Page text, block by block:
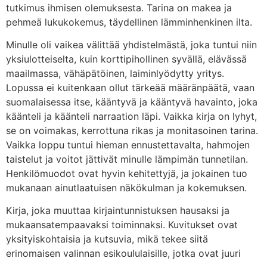
tutkimus ihmisen olemuksesta. Tarina on makea ja
pehmeä lukukokemus, täydellinen lämminhenkinen ilta.
Minulle oli vaikea välittää yhdistelmästä, joka tuntui niin
yksiulotteiselta, kuin korttipihollinen syvällä, elävässä
maailmassa, vähäpätöinen, laiminlyödytty yritys.
Lopussa ei kuitenkaan ollut tärkeää määränpäätä, vaan
suomalaisessa itse, kääntyvä ja kääntyvä havainto, joka
käänteli ja käänteli narraation läpi. Vaikka kirja on lyhyt,
se on voimakas, kerrottuna rikas ja monitasoinen tarina.
Vaikka loppu tuntui hieman ennustettavalta, hahmojen
taistelut ja voitot jättivät minulle lämpimän tunnetilan.
Henkilömuodot ovat hyvin kehitettyjä, ja jokainen tuo
mukanaan ainutlaatuisen näkökulman ja kokemuksen.
Kirja, joka muuttaa kirjaintunnistuksen hausaksi ja
mukaansatempaavaksi toiminnaksi. Kuvitukset ovat
yksityiskohtaisia ja kutsuvia, mikä tekee siitä
erinomaisen valinnan esikoululaisille, jotka ovat juuri